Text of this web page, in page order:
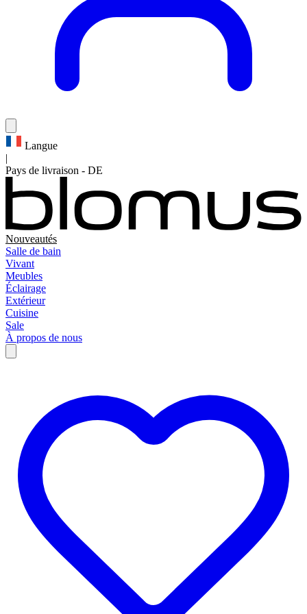
Langue
|
Pays de livraison - DE
Nouveautés
Salle de bain
Vivant
Meubles
Éclairage
Extérieur
Cuisine
Sale
À propos de nous